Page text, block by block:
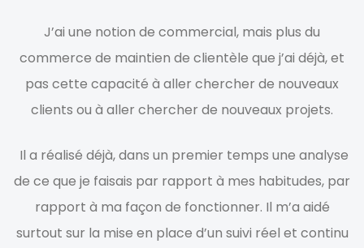
J’ai une notion de commercial, mais plus du
commerce de maintien de clientèle que j’ai déjà, et
pas cette capacité à aller chercher de nouveaux
clients ou à aller chercher de nouveaux projets.
Il a réalisé déjà, dans un premier temps une analyse
de ce que je faisais par rapport à mes habitudes, par
rapport à ma façon de fonctionner. Il m’a aidé
surtout sur la mise en place d’un suivi réel et continu